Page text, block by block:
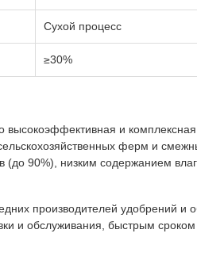
Сухой процесс
≥30%
и комплексная
ферм и
90%), низким содержанием
производителей удобрений и
и обслуживания, быстрым